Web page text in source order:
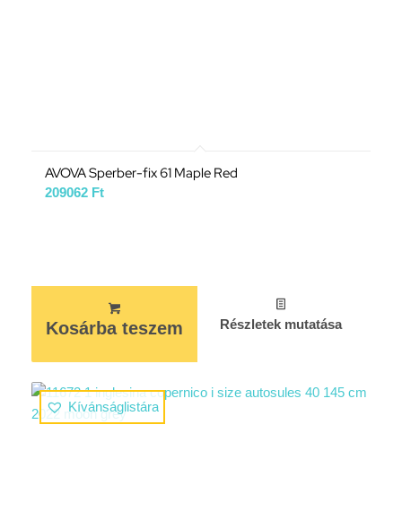
AVOVA Sperber-fix 61 Maple Red
209062 Ft
Kosárba teszem Részletek mutatása
Kívánságlistára